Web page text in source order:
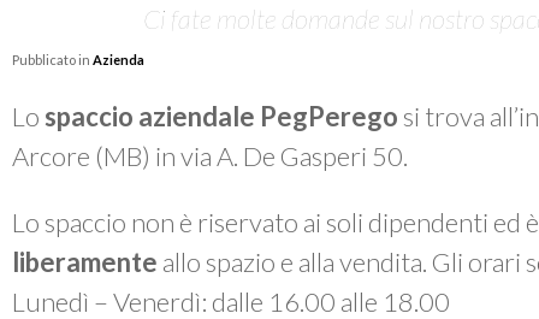
Ci fate molte domande sul nostro
Pubblicato in Azienda
Lo spaccio aziendale PegPerego si trova
Arcore (MB) in via A. De Gasperi 50.
Lo spaccio non è riservato ai soli dipendenti ed
liberamente allo spazio e alla vendita. Gli orari
Lunedì – Venerdì: dalle 16.00 alle 18.00